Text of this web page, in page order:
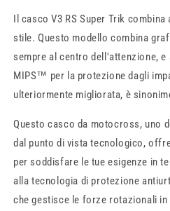
Il casco V3 RS Super Trik
stile. Questo modello combina
sempre al centro dell'attenzione,
MIPS™ per la protezione dagli
ulteriormente migliorata, è
Questo casco da motocross, uno
dal punto di vista tecnologico,
per soddisfare le tue esigenze in
alla tecnologia di protezione
che gestisce le forze rotazionali